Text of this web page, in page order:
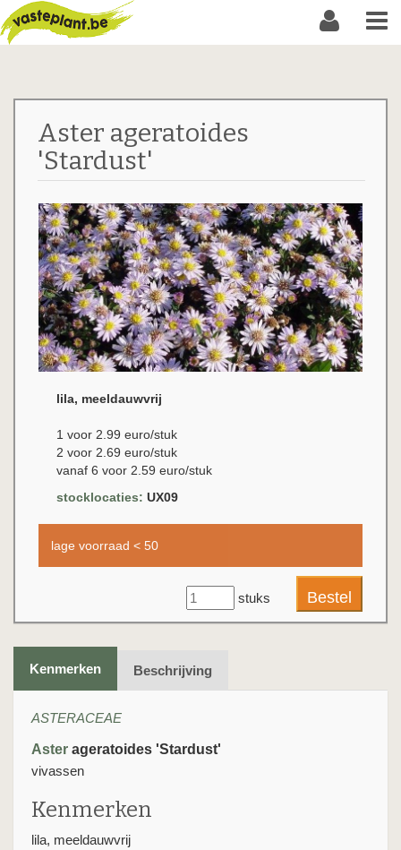
Aster ageratoides
'Stardust'
lila, meeldauwvrij
1 voor 2.99 euro/stuk
2 voor 2.69 euro/stuk
vanaf 6 voor 2.59 euro/stuk
stocklocaties: UX09
lage voorraad < 50
stuks
Kenmerken Beschrijving
ASTERACEAE
Aster ageratoides 'Stardust'
vivassen
Kenmerken
lila, meeldauwvrij